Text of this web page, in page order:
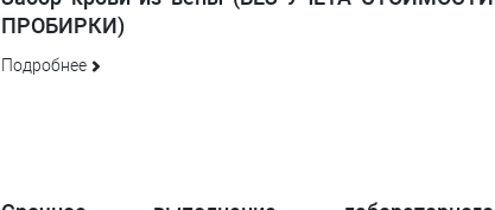
ПРОБИРКИ)
Подробнее